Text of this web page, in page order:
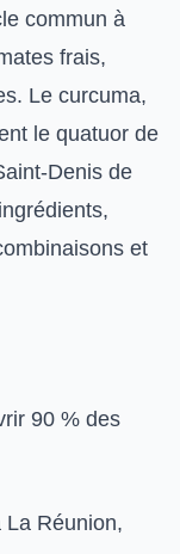
commun à
frais,
Le curcuma,
le quatuor de
Denis de
et
90 % des
La Réunion,